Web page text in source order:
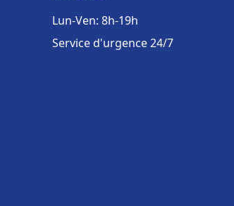
Lun-Ven: 8h-19h
Service d'urgence 24/7